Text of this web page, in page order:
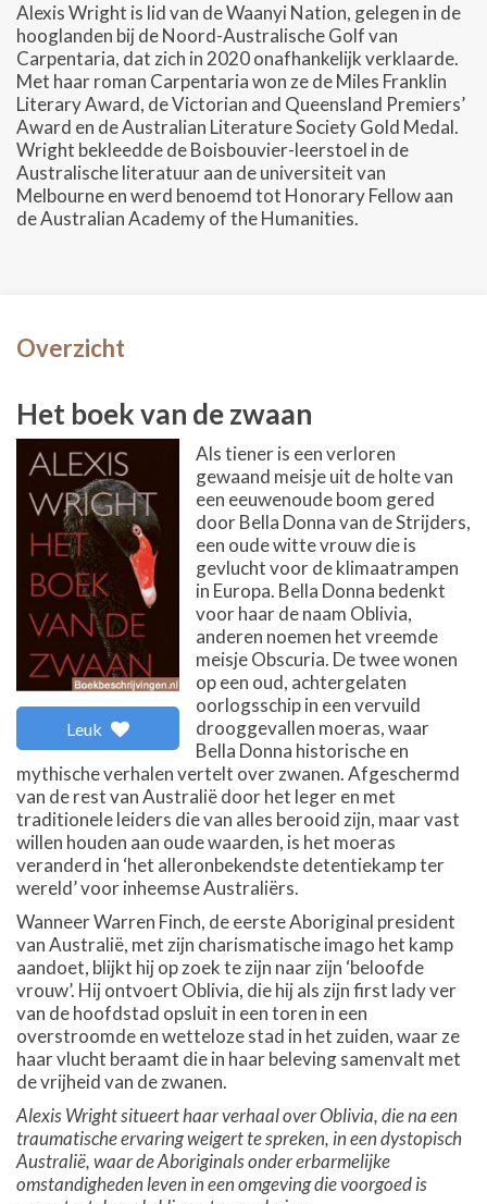
Alexis Wright is lid van de Waanyi Nation, gelegen in de
hooglanden bij de Noord-Australische Golf van
Carpentaria, dat zich in 2020 onafhankelijk verklaarde.
Met haar roman Carpentaria won ze de Miles Franklin
Literary Award, de Victorian and Queensland Premiers’
Award en de Australian Literature Society Gold Medal.
Wright bekleedde de Boisbouvier-leerstoel in de
Australische literatuur aan de universiteit van
Melbourne en werd benoemd tot Honorary Fellow aan
de Australian Academy of the Humanities.
Overzicht
Het boek van de zwaan
Leuk
Als tiener is een verloren
gewaand meisje uit de holte van
een eeuwenoude boom gered
door Bella Donna van de Strijders,
een oude witte vrouw die is
gevlucht voor de klimaatrampen
in Europa. Bella Donna bedenkt
voor haar de naam Oblivia,
anderen noemen het vreemde
meisje Obscuria. De twee wonen
op een oud, achtergelaten
oorlogsschip in een vervuild
drooggevallen moeras, waar
Bella Donna historische en
mythische verhalen vertelt over zwanen. Afgeschermd
van de rest van Australië door het leger en met
traditionele leiders die van alles berooid zijn, maar vast
willen houden aan oude waarden, is het moeras
veranderd in ‘het alleronbekendste detentiekamp ter
wereld’ voor inheemse Australiërs.
Wanneer Warren Finch, de eerste Aboriginal president
van Australië, met zijn charismatische imago het kamp
aandoet, blijkt hij op zoek te zijn naar zijn ‘beloofde
vrouw’. Hij ontvoert Oblivia, die hij als zijn first lady ver
van de hoofdstad opsluit in een toren in een
overstroomde en wetteloze stad in het zuiden, waar ze
haar vlucht beraamt die in haar beleving samenvalt met
de vrijheid van de zwanen.
Alexis Wright situeert haar verhaal over Oblivia, die na een
traumatische ervaring weigert te spreken, in een dystopisch
Australië, waar de Aboriginals onder erbarmelijke
omstandigheden leven in een omgeving die voorgoed is